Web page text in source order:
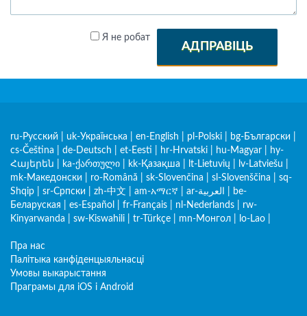
Я не робат
АДПРАВІЦЬ
ru-Русский uk-Українська en-English pl-Polski bg-Български
cs-Čeština
de-Deutsch et-Eesti hr-Hrvatski hu-Magyar
hy-
Հայերեն
ka-ქართული kk-Қазақша lt-Lietuvių lv-Latviešu
mk-Македонски
ro-Română sk-Slovenčina sl-Slovenščina
sq-
Shqip
sr-Српски zh-中文 am-አማርኛ ar-العربية
be-
Беларуская
es-Español fr-Français nl-Nederlands
rw-
Kinyarwanda
sw-Kiswahili tr-Türkçe mn-Монгол lo-Lao
Пра нас
Палітыка канфіденцыяльнасці
Умовы выкарыстання
Праграмы для iOS і Android